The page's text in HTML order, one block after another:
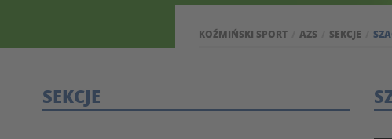
KOŹMIŃSKI SPORT AZS SEKCJE
SEKCJE